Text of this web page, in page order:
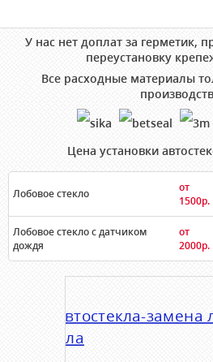
У нас нет доплат за герметик,
переустановку
Все расходные материалы
Цена установки
Лобовое стекло
от
1500р.
Лобовое стекло с датчиком
дождя
от
2000р.